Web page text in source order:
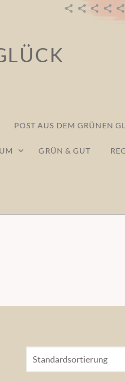
URSPRUNG
EMMAS
POST AUS DEM GRÜNEN
GRÜN & GUT